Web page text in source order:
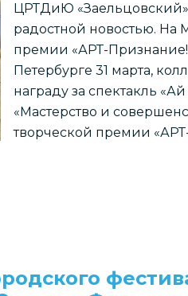
ЦРТДиЮ
радостной новостью.
премии «АРТ-
Петербурге 31 марта,
награду за спектакль
«Мастерство и
творческой премии